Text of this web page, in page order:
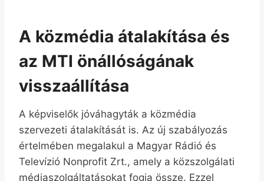
A közmédia átalakítása és
az MTI önállóságának
visszaállítása
A képviselők jóváhagyták a közmédia
szervezeti átalakítását is. Az új szabályozás
értelmében megalakul a Magyar Rádió és
Televízió Nonprofit Zrt., amely a közszolgálati
médiaszolgáltatásokat fogja össze. Ezzel